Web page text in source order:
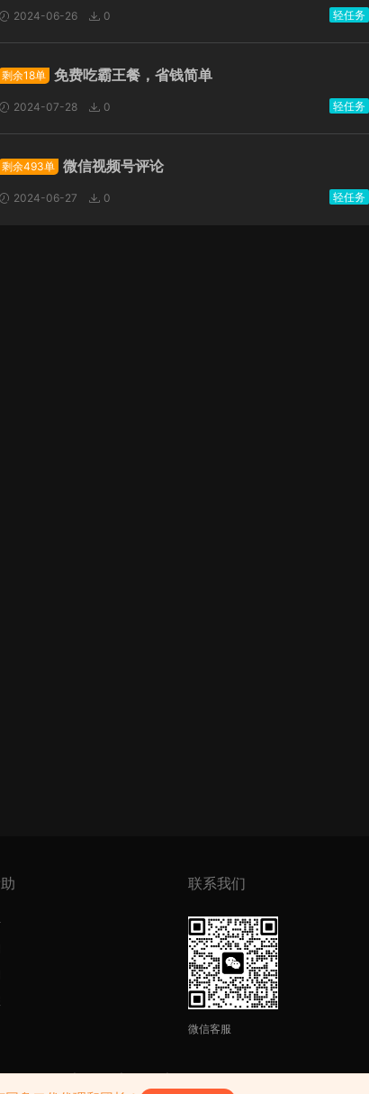
2024-06-26 0 轻任务
剩余18单 免费吃霸王餐，省钱简单
2024-07-28 0 轻任务
剩余493单 微信视频号评论
2024-06-27 0 轻任务
联系我们
微信客服